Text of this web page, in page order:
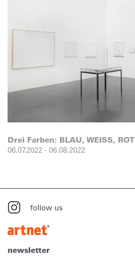
Drei Farben: BLAU, WEISS, ROT
06.07.2022 - 06.08.2022
follow us
newsletter